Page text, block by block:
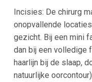
Incisies: De chirurg
onopvallende
gezicht. Bij een mini
dan bij een volledige
haarlijn bij de slaap,
natuurlijke